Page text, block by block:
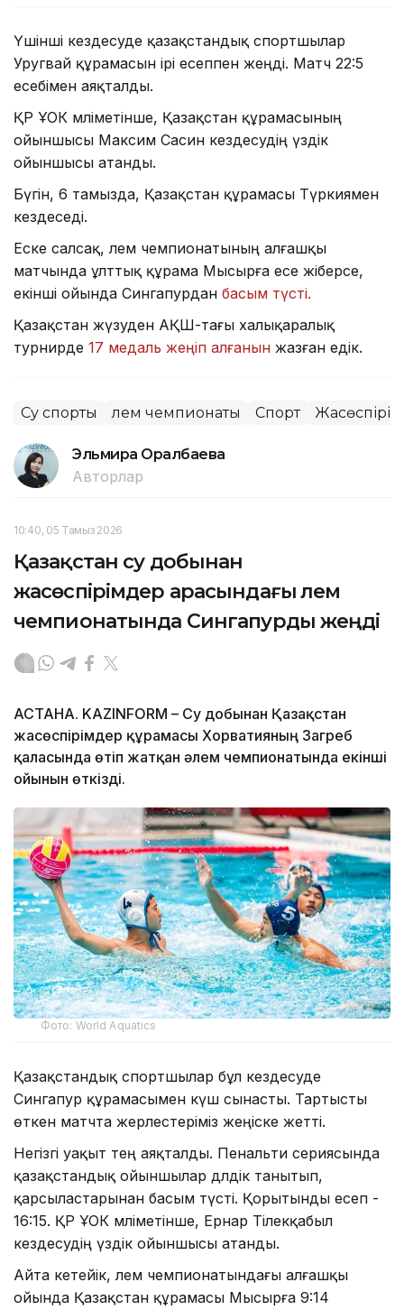
Үшінші кездесуде қазақстандық спортшылар
Уругвай құрамасын ірі есеппен жеңді. Матч 22:5
есебімен аяқталды.
ҚР ҰОК мәліметінше, Қазақстан құрамасының
ойыншысы Максим Сасин кездесудің үздік
ойыншысы атанды.
Бүгін, 6 тамызда, Қазақстан құрамасы Түркиямен
кездеседі.
Еске салсақ, әлем чемпионатының алғашқы
матчында ұлттық құрама Мысырға есе жіберсе,
екінші ойында Сингапурдан басым түсті.
Қазақстан жүзуден АҚШ-тағы халықаралық
турнирде 17 медаль жеңіп алғанын жазған едік.
Су спорты Әлем чемпионаты Спорт Жасөспірім
Эльмира Оралбаева
Авторлар
10:40, 05 Тамыз 2026
Қазақстан су добынан
жасөспірімдер арасындағы әлем
чемпионатында Сингапурды жеңді
АСТАНА. KAZINFORM – Су добынан Қазақстан
жасөспірімдер құрамасы Хорватияның Загреб
қаласында өтіп жатқан әлем чемпионатында екінші
ойынын өткізді.
Фото: World Aquatics
Қазақстандық спортшылар бұл кездесуде
Сингапур құрамасымен күш сынасты. Тартысты
өткен матчта жерлестеріміз жеңіске жетті.
Негізгі уақыт тең аяқталды. Пенальти сериясында
қазақстандық ойыншылар дәлдік танытып,
қарсыластарынан басым түсті. Қорытынды есеп -
16:15. ҚР ҰОК мәліметінше, Ернар Тілекқабыл
кездесудің үздік ойыншысы атанды.
Айта кетейік, әлем чемпионатындағы алғашқы
ойында Қазақстан құрамасы Мысырға 9:14